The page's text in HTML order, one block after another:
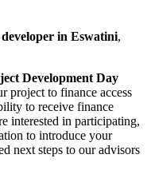
in Eswatini,
Development Day
project to finance access
to receive finance
interested in participating,
to introduce your
next steps to our advisors